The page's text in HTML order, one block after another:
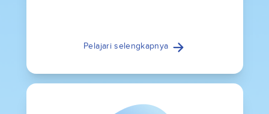
Pelajari selengkapnya